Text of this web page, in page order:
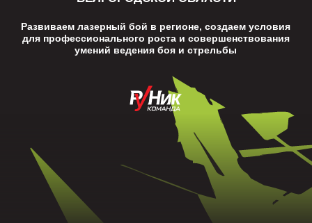
ИГРА, ГДЕ ВАЖНА СТРАТЕГИЯ.
БЛИЖАЙШИЕ СОБЫТИЯЗДЕСЬ
Для записи и подробностей свяжитесь с нами по
телефону: +7 (4722) 77-00-66